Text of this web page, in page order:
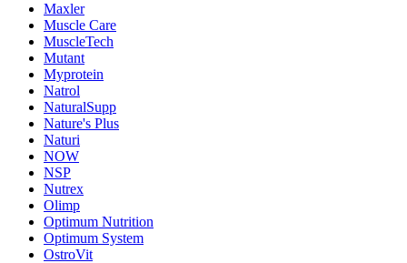
Maxler
Muscle Care
MuscleTech
Mutant
Myprotein
Natrol
NaturalSupp
Nature's Plus
Naturi
NOW
NSP
Nutrex
Olimp
Optimum Nutrition
Optimum System
OstroVit